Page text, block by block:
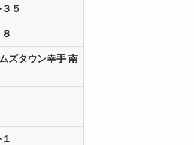
５
ズタウン幸手 南